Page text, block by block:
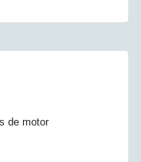
de motor